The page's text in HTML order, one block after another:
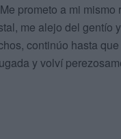
prometo a mi
me alejo del gentío
continúo hasta
y volví